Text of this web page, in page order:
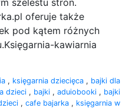
oferuje także
pod kątem różnych
kawiarnia
, księgarnia dziecięca , bajki dla
dzieci , bajki , aduiobooki , bajki
, cafe bajarka , księgarnia w